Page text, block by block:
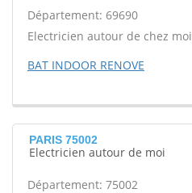
Département: 69690
Electricien autour de chez moi
BAT INDOOR RENOVE
PARIS 75002
Electricien autour de moi
Département: 75002